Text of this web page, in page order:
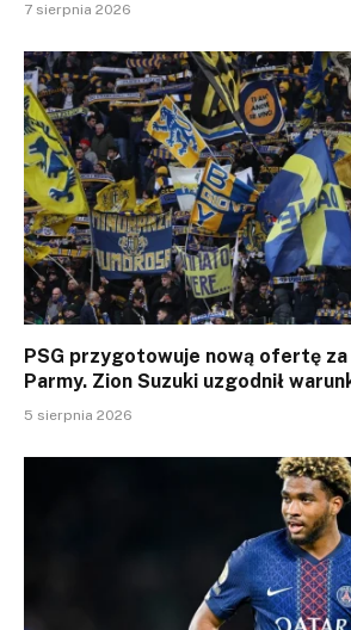
7 sierpnia 2026
PSG przygotowuje nową ofertę
Parmy. Zion Suzuki uzgodnił
5 sierpnia 2026